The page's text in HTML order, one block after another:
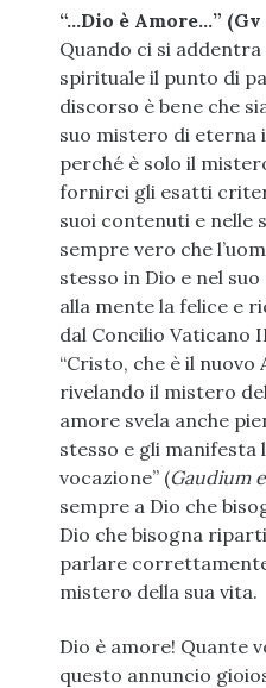
“…Dio è Amore…” (Gv
Quando ci si
spirituale il punto di
discorso è bene che
suo mistero di eterna
perché è solo il
fornirci gli esatti
suoi contenuti e nelle
sempre vero che
stesso in Dio e nel
alla mente la felice e
dal Concilio Vaticano
“Cristo, che è il
rivelando il mistero
amore svela anche
stesso e gli manifesta
vocazione” (Gaudium
sempre a Dio che
Dio che bisogna
parlare
mistero della sua vita.
Dio è amore! Quante
questo annuncio